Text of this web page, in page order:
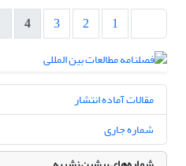
1
2
3
4
مقالات آماده انتشار
شماره جاری